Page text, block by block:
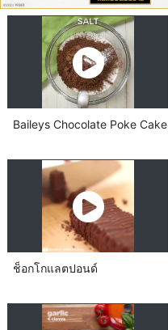
Baileys Chocolate Poke Cake
ช็อกโกแลต​ปอนด์​